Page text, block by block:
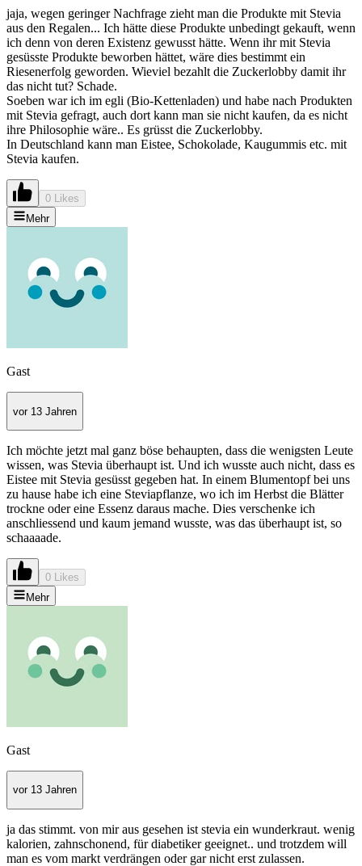
jaja, wegen geringer Nachfrage zieht man die Produkte mit Stevia
aus den Regalen... Ich hätte diese Produkte unbedingt gekauft, wenn
ich denn von deren Existenz gewusst hätte. Wenn ihr mit Stevia
gesüsste Produkte beworben hättet, wäre dies bestimmt ein
Riesenerfolg geworden. Wieviel bezahlt die Zuckerlobby damit ihr
das nicht tut? Schade.
Soeben war ich im egli (Bio-Kettenladen) und habe nach Produkten
mit Stevia gefragt, auch dort kann man sie nicht kaufen, da es nicht
ihre Philosophie wäre.. Es grüsst die Zuckerlobby.
In Deutschland kann man Eistee, Schokolade, Kaugummis etc. mit
Stevia kaufen.
0 Likes
Mehr
Gast
vor 13 Jahren
Ich möchte jetzt mal ganz böse behaupten, dass die wenigsten Leute
wissen, was Stevia überhaupt ist. Und ich wusste auch nicht, dass es
Eistee mit Stevia gesüsst gegeben hat. In einem Blumentopf bei uns
zu hause habe ich eine Steviapflanze, wo ich im Herbst die Blätter
trockne oder eine Essenz daraus mache. Dies verschenke ich
anschliessend und kaum jemand wusste, was das überhaupt ist, so
schaaaade.
0 Likes
Mehr
Gast
vor 13 Jahren
ja das stimmt. von mir aus gesehen ist stevia ein wunderkraut. wenig
kalorien, zahnschonend, für diabetiker geeignet.. und trotzdem will
man es vom markt verdrängen oder gar nicht erst zulassen.